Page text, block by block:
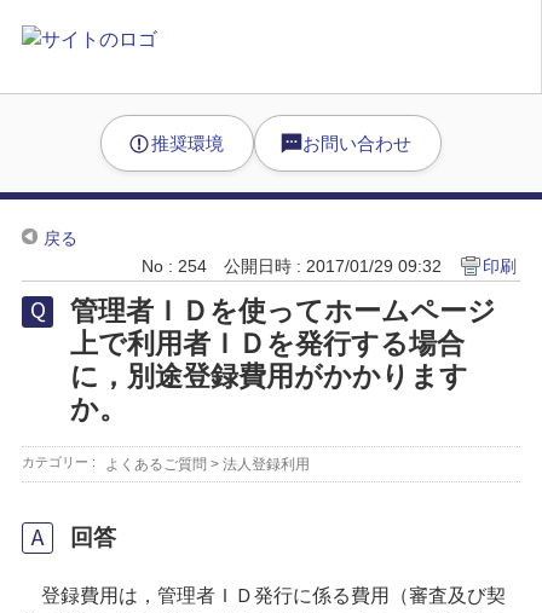
推奨環境 お問い合わせ
戻る
No : 254
公開日時 : 2017/01/29 09:32 印刷
管理者ＩＤを使ってホームページ
上で利用者ＩＤを発行する場合
に，別途登録費用がかかります
か。
カテゴリー : よくあるご質問 > 法人登録利用
回答
登録費用は，管理者ＩＤ発行に係る費用（審査及び契